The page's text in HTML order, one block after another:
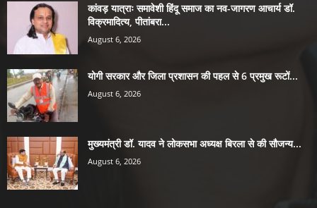
कांवड़ यात्राः समावेशी हिंदू समाज का नव-जागरण आचार्य डॉ.
विक्रमादित्य, पीतांबरा...
August 6, 2026
योगी सरकार और जिला प्रशासन की पहल से 6 प्रमुख रूटों...
August 6, 2026
मुख्यमंत्री डॉ. यादव ने लोकसभा अध्यक्ष बिरला से की सौजन्य...
August 6, 2026